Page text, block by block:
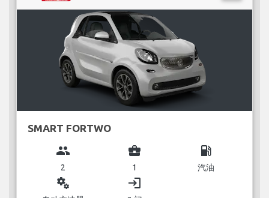
SMART FORTWO
group
2
business_center
1
local_gas_station
汽油
miscellaneous_services login